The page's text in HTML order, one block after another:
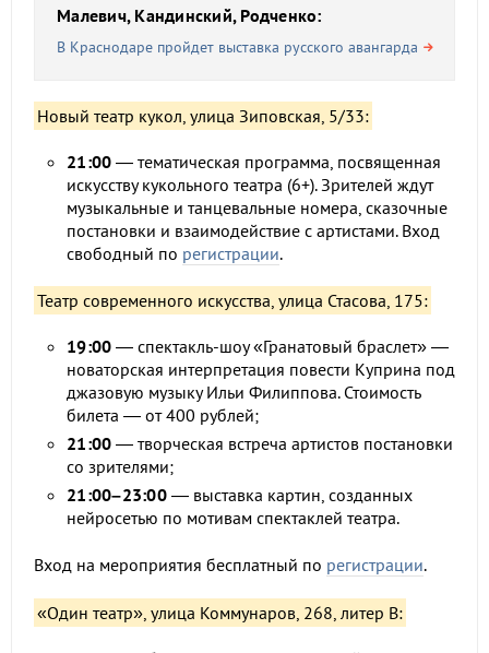
Малевич, Кандинский, Родченко:
В Краснодаре пройдет выставка русского авангарда
Новый театр кукол, улица Зиповская, 5/33:
21:00 — тематическая программа, посвященная
искусству кукольного театра (6+). Зрителей ждут
музыкальные и танцевальные номера, сказочные
постановки и взаимодействие с артистами. Вход
свободный по регистрации.
Театр современного искусства, улица Стасова, 175:
19:00 — спектакль-шоу «Гранатовый браслет» —
новаторская интерпретация повести Куприна под
джазовую музыку Ильи Филиппова. Стоимость
билета — от 400 рублей;
21:00 — творческая встреча артистов постановки
со зрителями;
21:00–23:00— выставка картин, созданных
нейросетью по мотивам спектаклей театра.
Вход на мероприятия бесплатный по регистрации.
«Один театр», улица Коммунаров, 268, литер В: